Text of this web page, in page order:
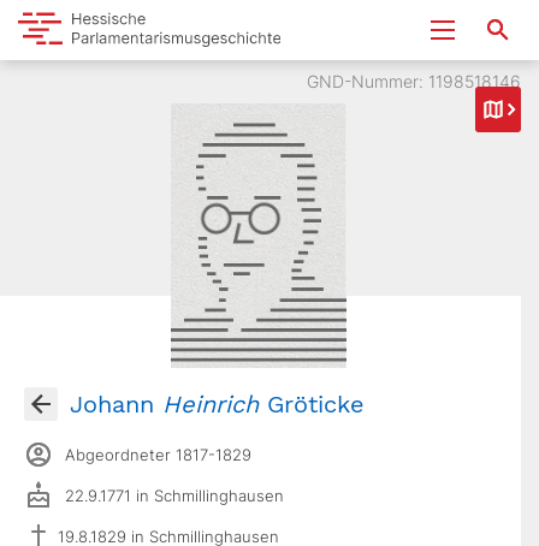
GND-Nummer: 1198518146
Johann HeinrichGröticke
Abgeordneter 1817-1829
22.9.1771 in Schmillinghausen
19.8.1829 in Schmillinghausen